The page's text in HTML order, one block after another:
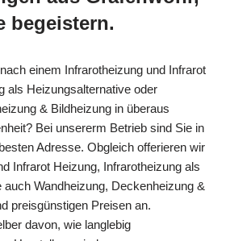
begeistern.
einem Infrarotheizung und Infrarot
als Heizungsalternative oder
& Bildheizung in überaus
Bei unsererm Betrieb sind Sie in
Adresse. Obgleich offerieren wir
Infrarot Heizung, Infrarotheizung als
Wandheizung, Deckenheizung &
preisgünstigen Preisen an.
davon, wie langlebig